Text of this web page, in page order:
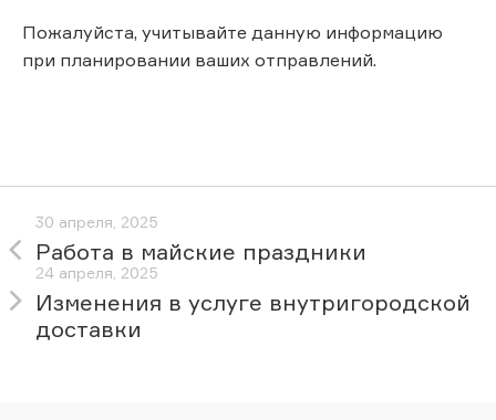
Пожалуйста, учитывайте данную информацию
при планировании ваших отправлений.
30 апреля, 2025
Работа в майские праздники
24 апреля, 2025
Изменения в услуге внутригородской
доставки